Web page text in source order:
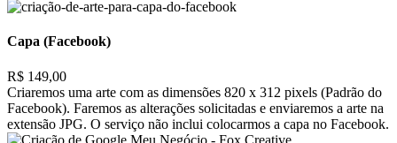
Capa (Facebook)
R$ 149,00
Criaremos uma arte com as dimensões 820 x 312 pixels (Padrão do
Facebook). Faremos as alterações solicitadas e enviaremos a arte na
extensão JPG. O serviço não inclui colocarmos a capa no Facebook.